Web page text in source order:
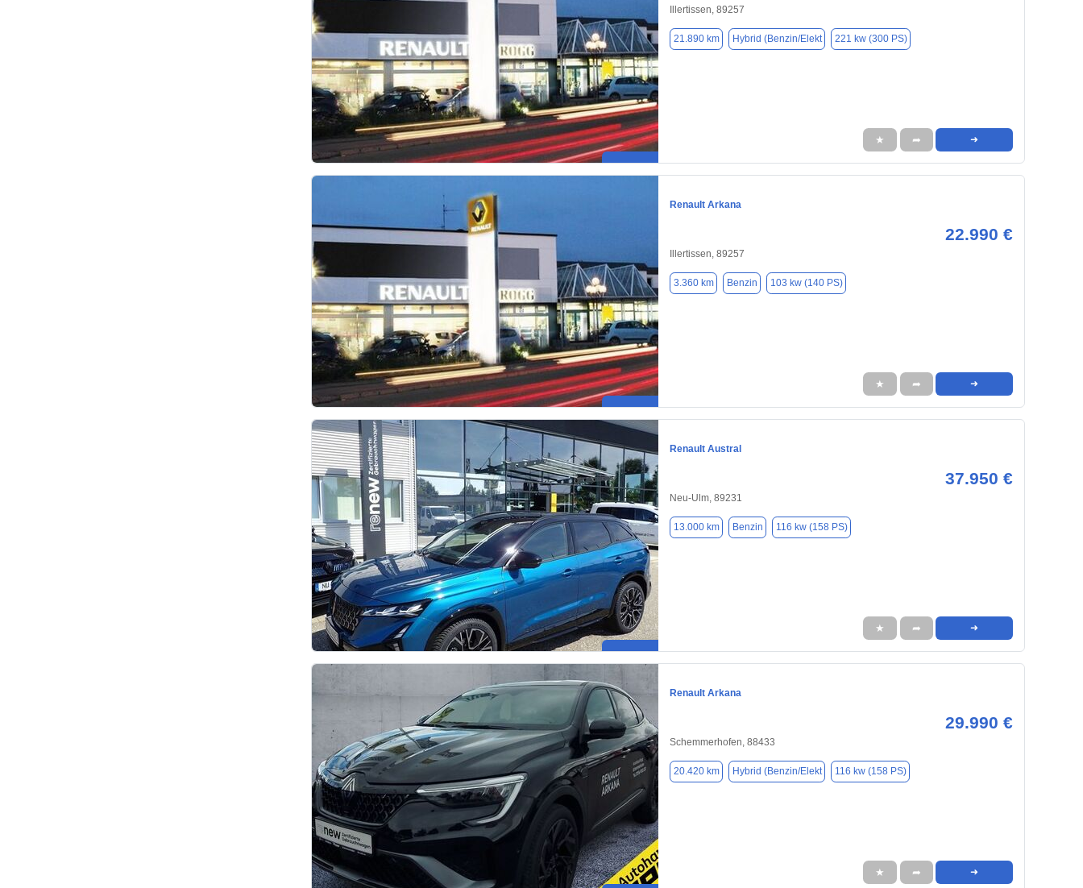
Illertissen, 89257
21.890 km Hybrid (Benzin/Elekt 221 kw (300 PS)
★ ➦ ➜
Renault Arkana
22.990 €
Illertissen, 89257
3.360 km Benzin 103 kw (140 PS)
★ ➦ ➜
Renault Austral
37.950 €
Neu-Ulm, 89231
13.000 km Benzin 116 kw (158 PS)
★ ➦ ➜
Renault Arkana
29.990 €
Schemmerhofen, 88433
20.420 km Hybrid (Benzin/Elekt 116 kw (158 PS)
★ ➦ ➜